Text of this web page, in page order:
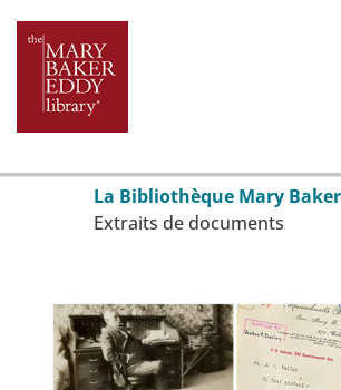
La Bibliothèque Mary
Extraits de documents